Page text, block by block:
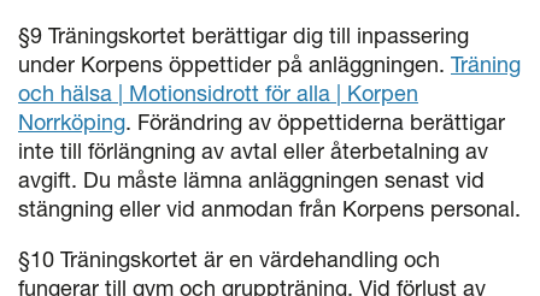
§9 Träningskortet berättigar dig till inpassering
under Korpens öppettider på anläggningen. Träning
och hälsa | Motionsidrott för alla | Korpen
Norrköping. Förändring av öppettiderna berättigar
inte till förlängning av avtal eller återbetalning av
avgift. Du måste lämna anläggningen senast vid
stängning eller vid anmodan från Korpens personal.
§10 Träningskortet är en värdehandling och
fungerar till gym och gruppträning. Vid förlust av